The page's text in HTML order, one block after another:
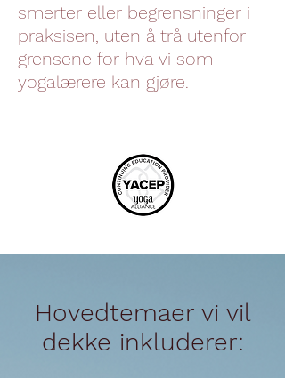
smerter eller begrensninger i
praksisen, uten å trå utenfor
grensene for hva vi som
yogalærere kan gjøre.
Hovedtemaer vi vil
dekke inkluderer: